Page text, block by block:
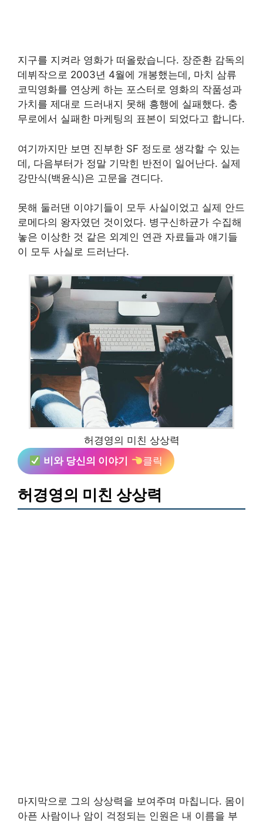
지구를 지켜라 영화가 떠올랐습니다. 장준환 감독의
데뷔작으로 2003년 4월에 개봉했는데, 마치 삼류
코믹영화를 연상케 하는 포스터로 영화의 작품성과
가치를 제대로 드러내지 못해 흥행에 실패했다. 충
무로에서 실패한 마케팅의 표본이 되었다고 합니다.
여기까지만 보면 진부한 SF 정도로 생각할 수 있는
데, 다음부터가 정말 기막힌 반전이 일어난다. 실제
강만식(백윤식)은 고문을 견디다.
못해 둘러댄 이야기들이 모두 사실이었고 실제 안드
로메다의 왕자였던 것이었다. 병구신하균가 수집해
놓은 이상한 것 같은 외계인 연관 자료들과 얘기들
이 모두 사실로 드러난다.
허경영의 미친 상상력
비와 당신의 이야기
클릭
허경영의 미친 상상력
마지막으로 그의 상상력을 보여주며 마칩니다. 몸이
아픈 사람이나 암이 걱정되는 인원은 내 이름을 부